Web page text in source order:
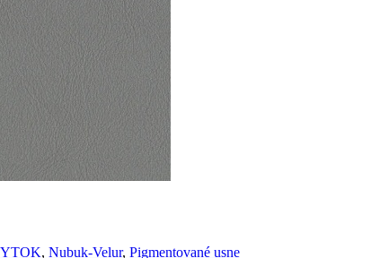
, Nubuk-Velur, Pigmentované usne